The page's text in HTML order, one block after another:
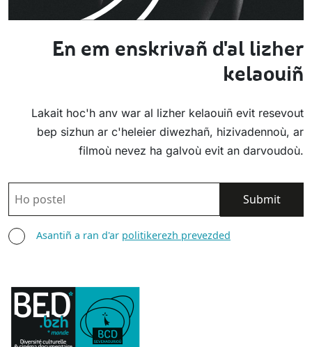
En em enskrivañ d'al lizher
kelaouiñ
Lakait hoc'h anv war al lizher kelaouiñ evit resevout
bep sizhun ar c'heleier diwezhañ, hizivadennoù, ar
filmoù nevez ha galvoù evit an darvoudoù.
POSTEL
ASANTIÑAsantiñ a ran d'ar politikerezh prevezded